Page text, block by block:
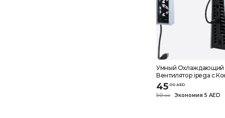
Умный Охлаждающий
Вентилятор ipega с
Температуры для
Консоли PS5, Белый
45 00 AED
50.00 Экономия 5 AED